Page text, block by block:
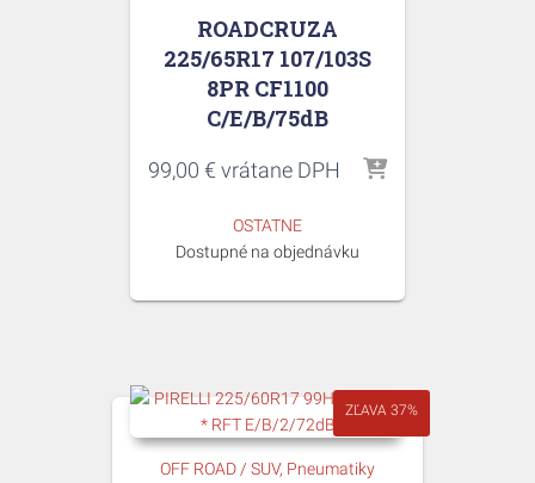
ROADCRUZA
225/65R17 107/103S
8PR CF1100
C/E/B/75dB
99,00 € vrátane DPH
OSTATNE
Dostupné na objednávku
ZĽAVA 37%
OFF ROAD / SUV Pneumatiky